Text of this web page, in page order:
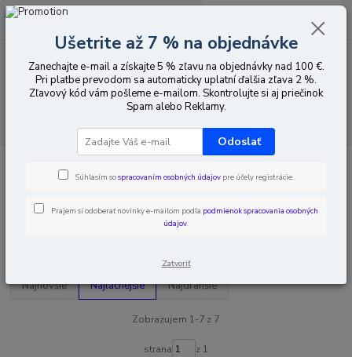
Menu
0,00 EUR
Interaktívna tabuľa
Najnovšie Najlacnejšie Najdrahšie
Zobrazujem 1-7 z 7
strana z 1
Ušetrite až 7 % na objednávke
Zanechajte e-mail a získajte 5 % zľavu na objednávky nad 100 €.
Pri platbe prevodom sa automaticky uplatní ďalšia zľava 2 %.
Zľavový kód vám pošleme e-mailom. Skontrolujte si aj priečinok
Spam alebo Reklamy.
Odoslať
Súhlasím sospracovaním osobných údajov pre účely registrácie.
Prajem si odoberať novinky e-mailom podľa podmienok spracovania osobných
údajov.
Zatvoriť